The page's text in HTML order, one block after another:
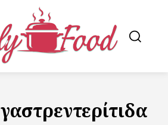
γαστρεντερίτιδα